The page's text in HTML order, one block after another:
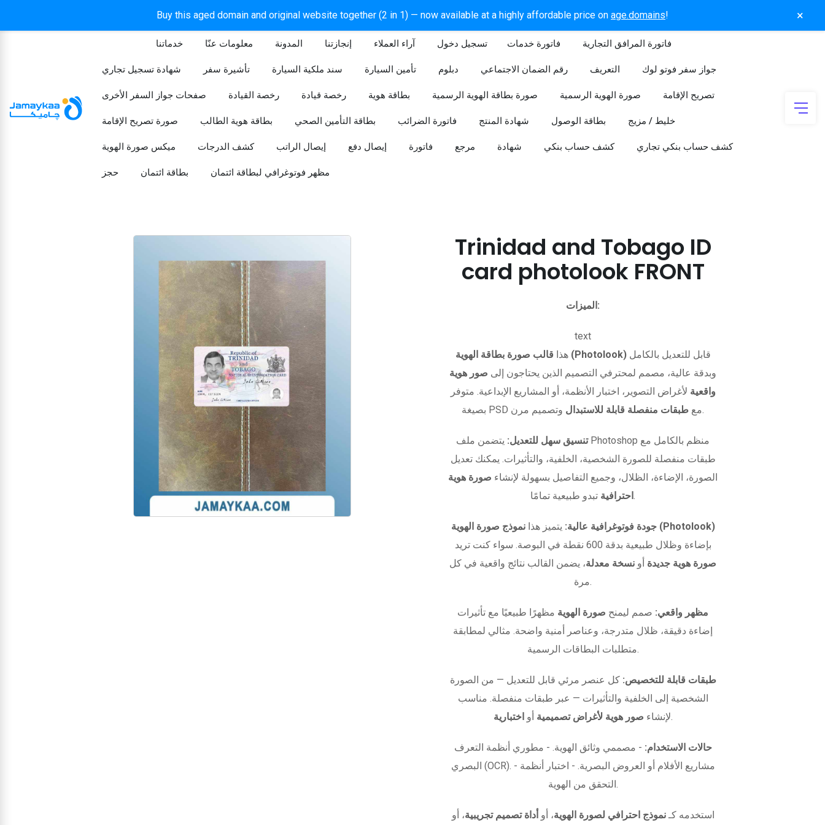
Buy this aged domain and original website together (2 in 1) — now available at a highly affordable price on age.domains! ×
خدماتنا معلومات عنّا المدونة إنجازتنا آراء العملاء تسجيل دخول​ فاتورة خدمات فاتورة المرافق التجارية
شهادة تسجيل تجاري تأشيرة سفر سند ملكية السيارة تأمين السيارة دبلوم رقم الضمان الاجتماعي التعريف جواز سفر فوتو لوك
صفحات جواز السفر الأخرى رخصة القيادة رخصة قيادة بطاقة هوية صورة بطاقة الهوية الرسمية صورة الهوية الرسمية تصريح الإقامة
صورة تصريح الإقامة بطاقة هوية الطالب بطاقة التأمين الصحي فاتورة الضرائب شهادة المنتج بطاقة الوصول خليط / مزيج
ميكس صورة الهوية كشف الدرجات إيصال الراتب إيصال دفع فاتورة مرجع شهادة كشف حساب بنكي كشف حساب بنكي تجاري
حجز بطاقة ائتمان مظهر فوتوغرافي لبطاقة ائتمان
Trinidad and Tobago ID
card photolook FRONT
الميزات:
text
هذاقالب صورة بطاقة الهوية (Photolook)قابل للتعديل بالكامل
وبدقة عالية، مصمم لمحترفي التصميم الذين يحتاجون إلى صور هوية
واقعية لأغراض التصوير، اختبار الأنظمة، أو المشاريع الإبداعية. متوفر
بصيغة PSD مع طبقات منفصلة قابلة للاستبدال وتصميم مرن.
تنسيق سهل للتعديل: يتضمن ملف Photoshop منظم بالكامل مع
طبقات منفصلة للصورة الشخصية، الخلفية، والتأثيرات. يمكنك تعديل
الصورة، الإضاءة، الظلال، وجميع التفاصيل بسهولة لإنشاء صورة هوية
احترافيةتبدو طبيعية تمامًا.
جودة فوتوغرافية عالية: يتميز هذا
نموذج صورة الهوية (Photolook)
بإضاءة وظلال طبيعية بدقة 600 نقطة في البوصة. سواء كنت تريد
صورة هوية جديدة أو نسخة معدلة، يضمن القالب نتائج واقعية في كل
مرة.
مظهر واقعي: صمم ليمنح صورة الهوية مظهرًا طبيعيًا مع تأثيرات
إضاءة دقيقة، ظلال متدرجة، وعناصر أمنية واضحة. مثالي لمطابقة
متطلبات البطاقات الرسمية.
طبقات قابلة للتخصيص: كل عنصر مرئي قابل للتعديل — من الصورة
الشخصية إلى الخلفية والتأثيرات — عبر طبقات منفصلة. مناسب
لإنشاء صور هوية لأغراض تصميمية أو اختبارية .
حالات الاستخدام: - مصممي وثائق الهوية. - مطوري أنظمة التعرف
البصري (OCR). - مشاريع الأفلام أو العروض البصرية. - اختبار أنظمة
التحقق من الهوية.
استخدمه كـنموذج احترافي لصورة الهوية، أو أداة تصميم تجريبية، أو